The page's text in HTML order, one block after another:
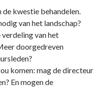
kwestie behandelen.
van het landschap?
verdeling van het
doorgedreven
komen: mag de directeur
En mogen de